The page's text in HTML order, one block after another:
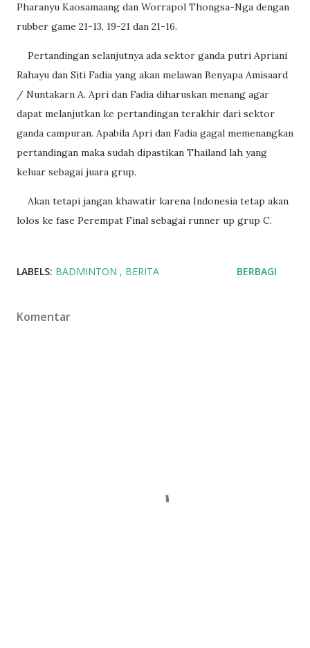
Pharanyu Kaosamaang dan Worrapol Thongsa-Nga dengan
rubber game 21-13, 19-21 dan 21-16.
Pertandingan selanjutnya ada sektor ganda putri Apriani
Rahayu dan Siti Fadia yang akan melawan Benyapa Amisaard
/ Nuntakarn A. Apri dan Fadia diharuskan menang agar
dapat melanjutkan ke pertandingan terakhir dari sektor
ganda campuran. Apabila Apri dan Fadia gagal memenangkan
pertandingan maka sudah dipastikan Thailand lah yang
keluar sebagai juara grup.
Akan tetapi jangan khawatir karena Indonesia tetap akan
lolos ke fase Perempat Final sebagai runner up grup C.
LABELS: BADMINTON BERITA BERBAGI
Komentar